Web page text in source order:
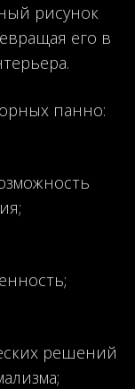
рисунок
его в
панно:
решений